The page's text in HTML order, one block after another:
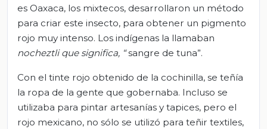
es Oaxaca, los mixtecos, desarrollaron un método
para criar este insecto, para obtener un pigmento
rojo muy intenso. Los indígenas la llamaban
nocheztli que significa, “sangre de tuna”.
Con el tinte rojo obtenido de la cochinilla, se teñía
la ropa de la gente que gobernaba. Incluso se
utilizaba para pintar artesanías y tapices, pero el
rojo mexicano, no sólo se utilizó para teñir textiles,